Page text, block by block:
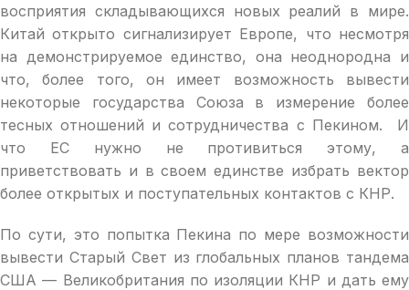
восприятия складывающихся новых реалий в мире.
Китай открыто сигнализирует Европе, что несмотря
на демонстрируемое единство, она неоднородна и
что, более того, он имеет возможность вывести
некоторые государства Союза в измерение более
тесных отношений и сотрудничества с Пекином. И
что ЕС нужно не противиться этому, а
приветствовать и в своем единстве избрать вектор
более открытых и поступательных контактов с КНР.
По сути, это попытка Пекина по мере возможности
вывести Старый Свет из глобальных планов тандема
США — Великобритания по изоляции КНР и дать ему